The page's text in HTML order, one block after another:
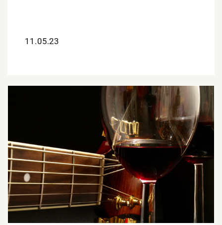
11.05.23
Genüsse für alle Sinne: „Wein & Musik“ kehrt in
die Lautrer Innenstadt zurück